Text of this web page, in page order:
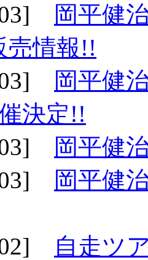
03]
岡平健
売情報!!
03]
岡平健
決定!!
03]
岡平健
03]
岡平健
02]
自走ツ